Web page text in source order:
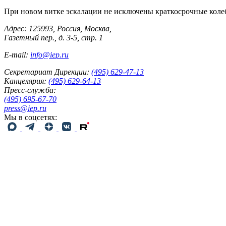
При новом витке эскалации не исключены краткосрочные
Адрес: 125993, Россия, Москва,
Газетный пер., д. 3-5, стр. 1
E-mail: info@iep.ru
Секретариат Дирекции: (495) 629-47-13
Канцелярия: (495) 629-64-13
Пресс-служба:
(495) 695-67-70
press@iep.ru
Мы в соцсетях: